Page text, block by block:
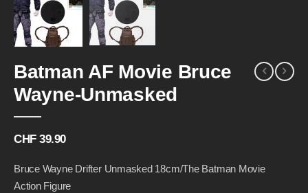
Batman AF Movie Bruce
Wayne-Unmasked
CHF 39.90
Bruce Wayne Drifter Unmasked 18cm/The Batman Movie
Action Figure
the
end
of
the
images
gallery
to
the
beginning
images